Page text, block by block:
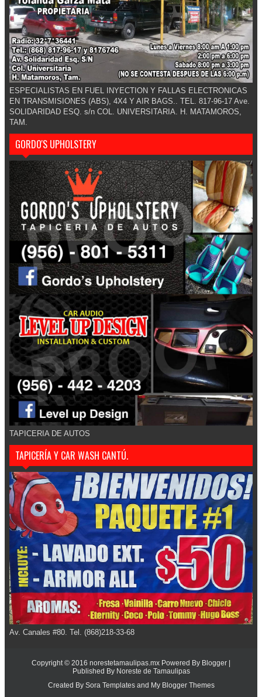
ESPECIALISTAS EN FUEL INYECTION Y FALLAS ELECTRONICAS
EN TRANSMISIONES (ABS), 4X4 Y AIR BAGS.. TEL. 817-96-17 Ave.
SOLIDARIDAD ESQ. s/n COL. UNIVERSITARIA. H. MATAMOROS,
TAM.
GORDO'S UPHOLSTERY
TAPICERIA DE AUTOS
TAPICERÍA Y CAR WASH CANTÚ.
Av. Canales #80. Tel. (868)218-33-68
Copyright © 2016 norestetamaulipas.mx Powered By Blogger |
Published By Noreste de Tamaulipas
Created By Sora Templatesand My Blogger Themes